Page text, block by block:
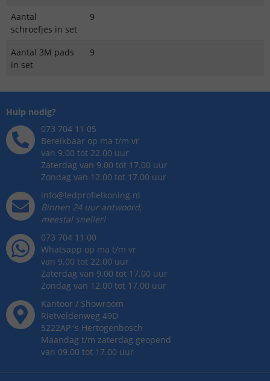
Aantal
schroefjes in set
9
Aantal 3M pads
in set
9
Hulp nodig?
073 704 11 05
Bereikbaar op ma t/m vr
van 9.00 tot 22.00 uur
Zaterdag van 9.00 tot 17.00 uur
Zondag van 12.00 tot 17.00 uur
info@ledprofielkoning.nl
Binnen 24 uur antwoord,
meestal sneller!
073 704 11 00
Whatsapp op ma t/m vr
van 9.00 tot 22.00 uur
Zaterdag van 9.00 tot 17.00 uur
Zondag van 12.00 tot 17.00 uur
Kantoor / Showroom
Rietveldenweg 49D
5222AP 's Hertogenbosch
Maandag t/m zaterdag geopend
van 09.00 tot 17.00 uur